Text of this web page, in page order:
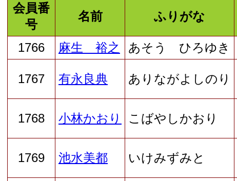
会員番
号
名前 ふりがな
1766 麻生 裕之 あそう ひろゆき
1767 有永良典 ありながよしのり
1768 小林かおり こばやしかおり
1769 池水美都 いけみずみと